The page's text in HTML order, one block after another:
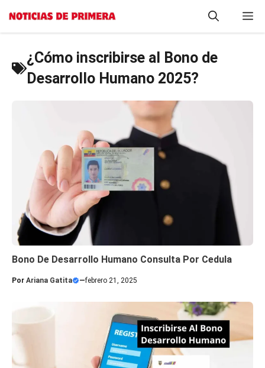
Saltar
¿Cómo inscribirse al Bono de
Desarrollo Humano 2025?
Bono De Desarrollo Humano Consulta Por Cedula
Por Ariana Gatita —febrero 21, 2025